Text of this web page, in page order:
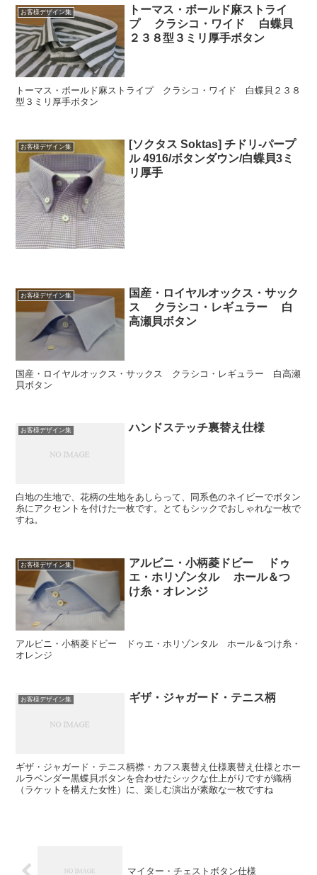
お客様デザイン集
トーマス・ボールド麻ストライ
プ クラシコ・ワイド 白蝶貝
２３８型３ミリ厚手ボタン
トーマス・ボールド麻ストライプ クラシコ・ワイド 白蝶貝２３８
型３ミリ厚手ボタン
お客様デザイン集
[ソクタス Soktas] チドリ-パープ
ル 4916/ボタンダウン/白蝶貝3ミ
リ厚手
お客様デザイン集
国産・ロイヤルオックス・サック
ス クラシコ・レギュラー 白
高瀬貝ボタン
国産・ロイヤルオックス・サックス クラシコ・レギュラー 白高瀬
貝ボタン
お客様デザイン集 ハンドステッチ裏替え仕様
白地の生地で、花柄の生地をあしらって、同系色のネイビーでボタン
糸にアクセントを付けた一枚です。とてもシックでおしゃれな一枚で
すね。
お客様デザイン集
アルビニ・小柄菱ドビー ドゥ
エ・ホリゾンタル ホール＆つ
け糸・オレンジ
アルビニ・小柄菱ドビー ドゥエ・ホリゾンタル ホール＆つけ糸・
オレンジ
お客様デザイン集 ギザ・ジャガード・テニス柄
ギザ・ジャガード・テニス柄襟・カフス裏替え仕様裏替え仕様とホー
ルラベンダー黒蝶貝ボタンを合わせたシックな仕上がりですが織柄
（ラケットを構えた女性）に、楽しむ演出が素敵な一枚ですね
マイター・チェストボタン仕様